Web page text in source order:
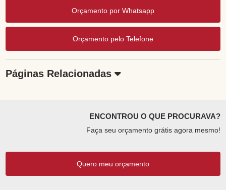
Orçamento por Whatsapp
Orçamento pelo Telefone
Páginas Relacionadas
ENCONTROU O QUE PROCURAVA?
Faça seu orçamento grátis agora mesmo!
Quero meu orçamento